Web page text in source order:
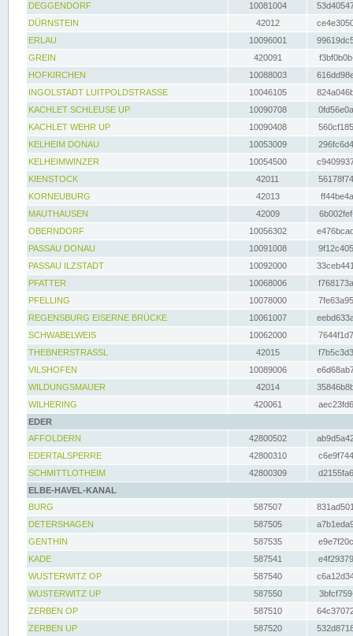
DEGGENDORF
10081004
DÜRNSTEIN
42012
ERLAU
10096001
GREIN
420091
HOFKIRCHEN
10088003
INGOLSTADT LUITPOLDSTRASSE
10046105
KACHLET SCHLEUSE UP
10090708
KACHLET WEHR UP
10090408
KELHEIM DONAU
10053009
KELHEIMWINZER
10054500
KIENSTOCK
42011
KORNEUBURG
42013
MAUTHAUSEN
42009
OBERNDORF
10056302
PASSAU DONAU
10091008
PASSAU ILZSTADT
10092000
PFATTER
10068006
PFELLING
10078000
REGENSBURG EISERNE BRÜCKE
10061007
SCHWABELWEIS
10062000
THEBNERSTRASSL
42015
VILSHOFEN
10089006
WILDUNGSMAUER
42014
WILHERING
420061
EDER
AFFOLDERN
42800502
EDERTALSPERRE
42800310
SCHMITTLOTHEIM
42800309
ELBE-HAVEL-KANAL
BURG
587507
DETERSHAGEN
587505
GENTHIN
587535
KADE
587541
WUSTERWITZ OP
587540
WUSTERWITZ UP
587550
ZERBEN OP
587510
ZERBEN UP
587520